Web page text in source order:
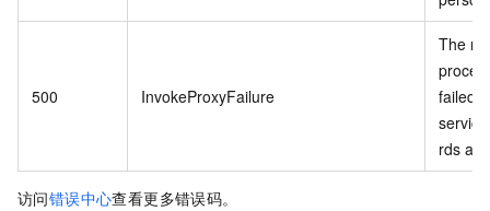
500 InvokeProxyFailure
The
failed
rds api.
访问错误中心查看更多错误码。